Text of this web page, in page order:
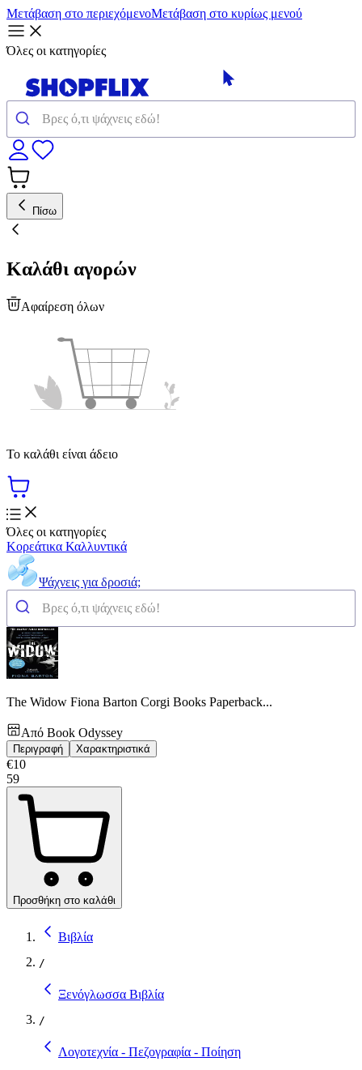
Μετάβαση στο περιεχόμενοΜετάβαση στο κυρίως μενού
Όλες οι κατηγορίες
Πίσω
Καλάθι αγορών
Αφαίρεση όλων
Το καλάθι είναι άδειο
Όλες οι κατηγορίες
Κορεάτικα Καλλυντικά
Ψάχνεις για δροσιά;
The Widow Fiona Barton Corgi Books Paperback...
Από Book Odyssey
Περιγραφή Χαρακτηριστικά
€10
59
Προσθήκη στο καλάθι
Βιβλία
/
Ξενόγλωσσα Βιβλία
/
Λογοτεχνία - Πεζογραφία - Ποίηση